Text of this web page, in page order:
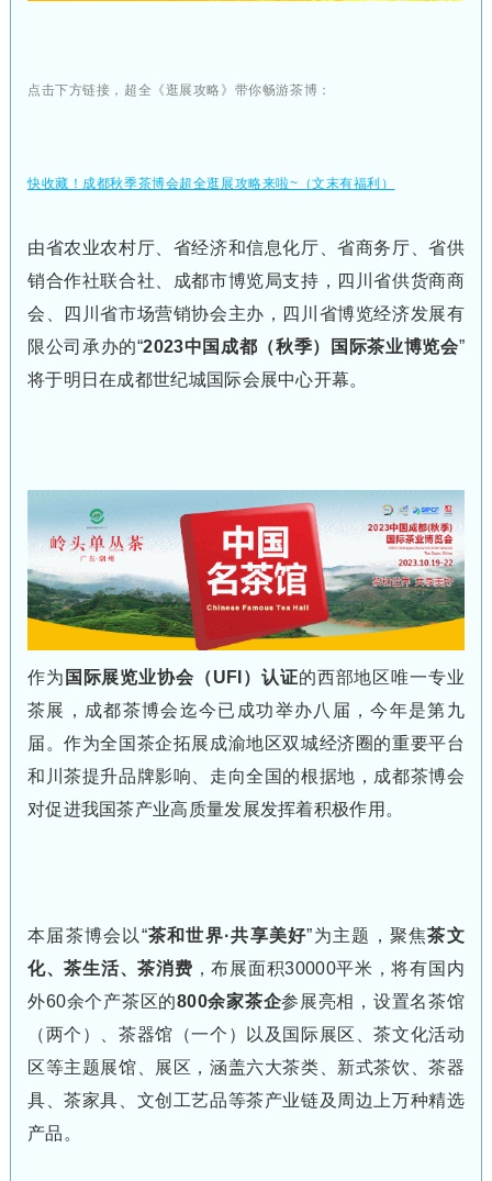
点击下方链接，超全《逛展攻略》带你畅游茶博：
快收藏！成都秋季茶博会超全逛展攻略来啦~（文末有福利）
由省农业农村厅、省经济和信息化厅、省商务厅、省供
销合作社联合社、成都市博览局支持，四川省供货商商
会、四川省市场营销协会主办，四川省博览经济发展有
限公司承办的“2023中国成都（秋季）国际茶业博览会”
将于明日在成都世纪城国际会展中心开幕。
作为 国际展览业协会（UFI）认证的西部地区唯一专业
茶展，成都茶博会迄今已成功举办八届，今年是第九
届。作为全国茶企拓展成渝地区双城经济圈的重要平台
和川茶提升品牌影响、走向全国的根据地，成都茶博会
对促进我国茶产业高质量发展发挥着积极作用。
本届茶博会以“茶和世界·共享美好”为主题，聚焦茶文
化、茶生活、茶消费 ，布展面积30000平米，将有国内
外60余个产茶区的800余家茶企参展亮相，设置名茶馆
（两个）、茶器馆（一个）以及国际展区、茶文化活动
区等主题展馆、展区，涵盖六大茶类、新式茶饮、茶器
具、茶家具、文创工艺品等茶产业链及周边上万种精选
产品。